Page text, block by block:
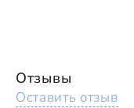
Отзывы
Оставить отзыв